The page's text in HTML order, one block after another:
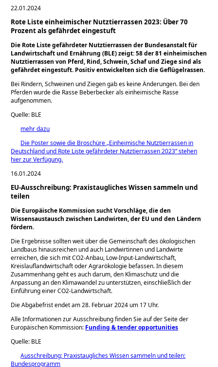
22.01.2024
Rote Liste einheimischer Nutztierrassen 2023: Über 70
Prozent als gefährdet eingestuft
Die Rote Liste gefährdeter Nutztierrassen der Bundesanstalt für
Landwirtschaft und Ernährung (BLE) zeigt: 58 der 81 einheimischen
Nutztierrassen von Pferd, Rind, Schwein, Schaf und Ziege sind als
gefährdet eingestuft. Positiv entwickelten sich die Geflügelrassen.
Bei Rindern, Schweinen und Ziegen gab es keine Änderungen. Bei den
Pferden wurde die Rasse Beberbecker als einheimische Rasse
aufgenommen.
Quelle: BLE
mehr dazu
Die Poster sowie die Broschüre „Einheimische Nutztierrassen in
Deutschland und Rote Liste gefährdeter Nutztierrassen 2023“ stehen
hier zur Verfügung.
16.01.2024
EU-Ausschreibung: Praxistaugliches Wissen sammeln und
teilen
Die Europäische Kommission sucht Vorschläge, die den
Wissensaustausch zwischen Landwirten, der EU und den Ländern
fördern.
Die Ergebnisse sollten weit über die Gemeinschaft des ökologischen
Landbaus hinausreichen und auch Landwirtinnen und Landwirte
erreichen, die sich mit CO2-Anbau, Low-Input-Landwirtschaft,
Kreislauflandwirtschaft oder Agrarökologie befassen. In diesem
Zusammenhang geht es auch darum, den Klimaschutz und die
Anpassung an den Klimawandel zu unterstützen, einschließlich der
Einführung einer CO2-Landwirtschaft.
Die Abgabefrist endet am 28. Februar 2024 um 17 Uhr.
Alle Informationen zur Ausschreibung finden Sie auf der Seite der
Europäischen Kommission: Funding & tender opportunities
Quelle: BLE
Ausschreibung: Praxistaugliches Wissen sammeln und teilen:
Bundesprogramm